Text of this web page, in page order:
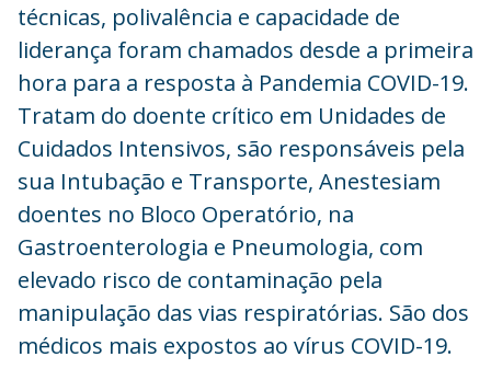
técnicas, polivalência e capacidade de
liderança foram chamados desde a primeira
hora para a resposta à Pandemia COVID-19.
Tratam do doente crítico em Unidades de
Cuidados Intensivos, são responsáveis pela
sua Intubação e Transporte, Anestesiam
doentes no Bloco Operatório, na
Gastroenterologia e Pneumologia, com
elevado risco de contaminação pela
manipulação das vias respiratórias. São dos
médicos mais expostos ao vírus COVID-19.